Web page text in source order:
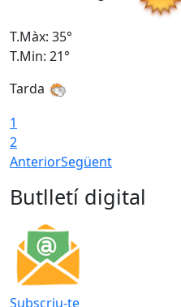
T.Màx: 35°
T.Min: 21°
Tarda
1
2
AnteriorSegüent
Butlletí digital
Subscriu-te